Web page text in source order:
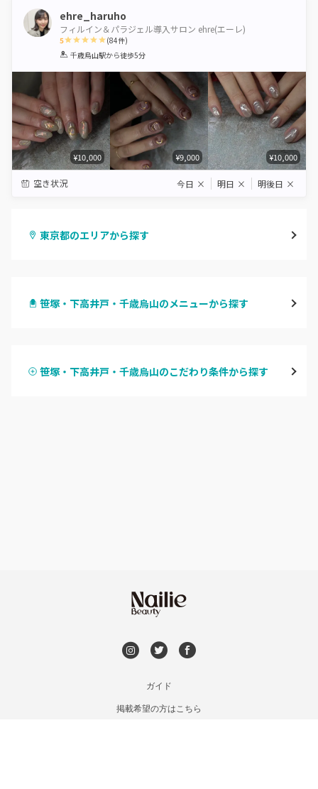
ehre_haruho
フィルイン＆パラジェル導入サロン ehre(エーレ)
5
1 2 3 4 5
(84件)
千歳烏山駅から徒歩5分
¥10,000 ¥9,000 ¥10,000
空き状況 今日 × 明日 × 明後日 ×
東京都のエリアから探す
原宿
笹塚・下高井戸・千歳烏山のメニューから探す
ハンドスカルプ
笹塚・下高井戸・千歳烏山のこだわり条件から探す
ガイド
掲載希望の方はこちら